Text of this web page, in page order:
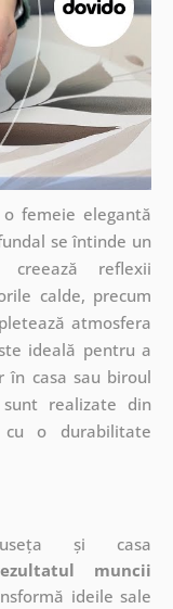
femeie elegantă
se întinde un
reflexii
calde, precum
atmosfera
ideală pentru a
în casa sau biroul
sunt realizate din
o durabilitate
și casa
muncii
ideile sale